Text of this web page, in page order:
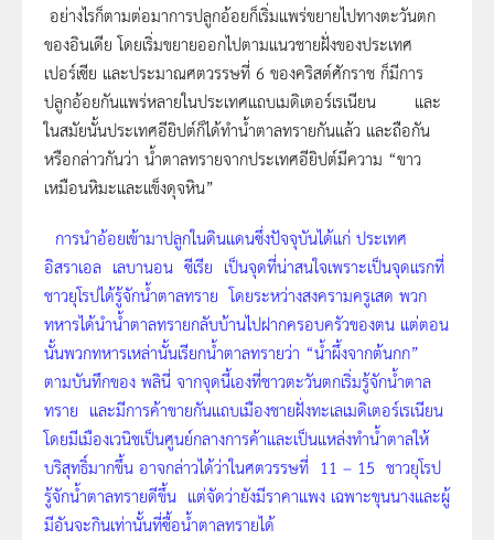
อย่างไรก็ตามต่อมาการปลูกอ้อยก็เริ่มแพร่ขยายไปทางตะวันตก
ของอินเดีย โดยเริ่มขยายออกไปตามแนวชายฝั่งของประเทศ
เปอร์เซีย และประมาณศตวรรษที่ 6 ของคริสต์ศักราช ก็มีการ
ปลูกอ้อยกันแพร่หลายในประเทศแถบเมดิเตอร์เรเนียน และ
ในสมัยนั้นประเทศอียิปต์ก็ได้ทำน้ำตาลทรายกันแล้ว และถือกัน
หรือกล่าวกันว่า น้ำตาลทรายจากประเทศอียิปต์มีความ “ขาว
เหมือนหิมะและแข็งดุจหิน”
การนำอ้อยเข้ามาปลูกในดินแดนซึ่งปัจจุบันได้แก่ ประเทศ
อิสราเอล เลบานอน ซีเรีย เป็นจุดที่น่าสนใจเพราะเป็นจุดแรกที่
ชาวยุโรปได้รู้จักน้ำตาลทราย โดยระหว่างสงครามครูเสด พวก
ทหารได้นำน้ำตาลทรายกลับบ้านไปฝากครอบครัวของตน แต่ตอน
นั้นพวกทหารเหล่านั้นเรียกน้ำตาลทรายว่า “น้ำผึ้งจากต้นกก”
ตามบันทึกของ พลินี่ จากจุดนี้เองที่ชาวตะวันตกเริ่มรู้จักน้ำตาล
ทราย และมีการค้าขายกันแถบเมืองชายฝั่งทะเลเมดิเตอร์เรเนียน
โดยมีเมืองเวนิชเป็นศูนย์กลางการค้าและเป็นแหล่งทำน้ำตาลให้
บริสุทธิ์มากขึ้น อาจกล่าวได้ว่าในศตวรรษที่ 11 – 15 ชาวยุโรป
รู้จักน้ำตาลทรายดีขึ้น แต่จัดว่ายังมีราคาแพง เฉพาะขุนนางและผู้
มีอันจะกินเท่านั้นที่ซื้อน้ำตาลทรายได้